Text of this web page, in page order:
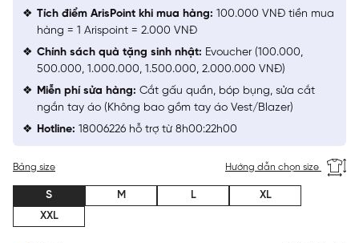
Bảng size Hướng dẫn chọn size
S M L
XL
XXL
Tích điểm ArisPoint khi mua hàng: 100.000 VNĐ tiền mua
hàng = 1 Arispoint = 2.000 VNĐ
Chính sách quà tặng sinh nhật: Evoucher (100.000,
500.000, 1.000.000, 1.500.000, 2.000.000 VNĐ)
Miễn phí sửa hàng: Cắt gấu quần, bóp bụng, sửa cắt
ngắn tay áo (Không bao gồm tay áo Vest/Blazer)
Hotline: 18006226 hỗ trợ từ 8h00:22h00